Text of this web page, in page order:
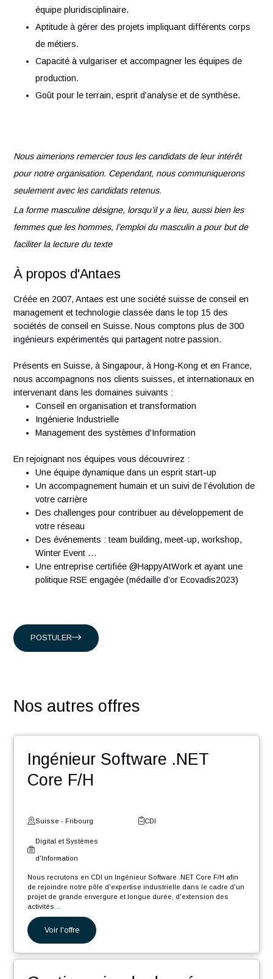
Expérience confirmée d’au moins 5 ans dans la
programmation de moyens de contrôle.
Compétences solides en métrologie, cotations ISO et
tolérancement.
production.
Goût pour le terrain, esprit d’analyse et de synthèse.
Nous aimerions remercier tous les candidats de leur intérêt
pour notre organisation. Cependant, nous communiquerons
seulement avec les candidats retenus.
La forme masculine désigne, lorsqu’il y a lieu, aussi bien les
femmes que les hommes, l’emploi du masculin a pour but
faciliter la lecture du texte
À propos d'Antaes
Créée en 2007, Antaes est une société suisse de conseil
management et technologie classée dans le top 15 des
sociétés de conseil en Suisse. Nous comptons plus de 300
ingénieurs expérimentés qui partagent notre passion.
Présents en Suisse, à Singapour, à Hong-Kong et en
nous accompagnons nos clients suisses, et internationaux
intervenant dans les domaines suivants :
Conseil en organisation et transformation
En rejoignant nos équipes vous découvrirez :
Des challenges pour contribuer au développement de
Des événements : team building, meet-up, workshop,
Une entreprise certifiée @HappyAtWork et ayant une
politique RSE engagée (médaille d’or Ecovadis2023)
POSTULER
Nos autres offres